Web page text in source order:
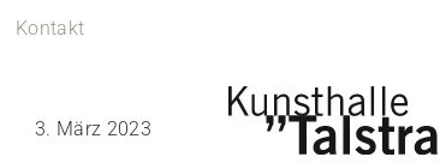
Kontakt
3. März 2023